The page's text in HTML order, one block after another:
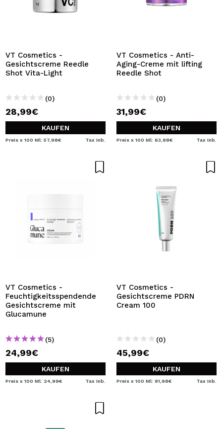
VT Cosmetics -
Gesichtscreme Reedle
Shot Vita-Light
(0)
28,99€
KAUFEN
Preis x 100 Ml: 57,98€ Tax Inb.
VT Cosmetics - Anti-
Aging-Creme mit lifting
Reedle Shot
(0)
31,99€
KAUFEN
Preis x 100 Ml: 63,98€ Tax Inb.
VT Cosmetics -
Feuchtigkeitsspendende
Gesichtscreme mit
Glucamune
(5)
24,99€
KAUFEN
Preis x 100 Ml: 24,99€ Tax Inb.
VT Cosmetics -
Gesichtscreme PDRN
Cream 100
(0)
45,99€
KAUFEN
Preis x 100 Ml: 91,98€ Tax Inb.